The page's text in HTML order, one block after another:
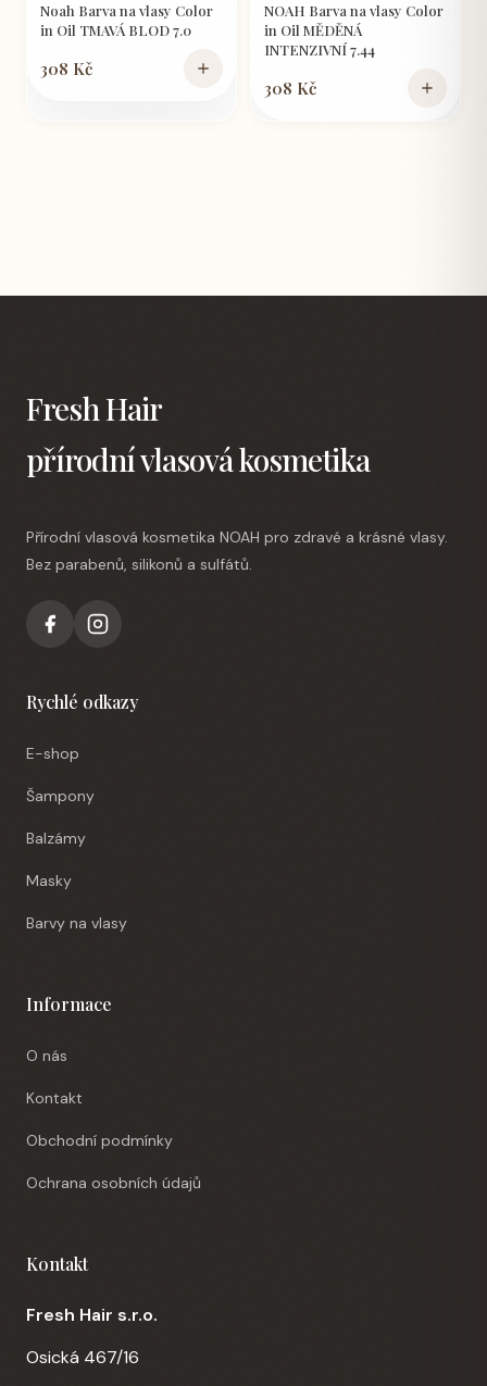
Noah Barva na vlasy Color
in Oil TMAVÁ BLOD 7.0
308 Kč
NOAH Barva na vlasy Color
in Oil MĚDĚNÁ
INTENZIVNÍ 7.44
308 Kč
Fresh Hair
přírodní vlasová kosmetika
Přírodní vlasová kosmetika NOAH pro zdravé a krásné vlasy.
Bez parabenů, silikonů a sulfátů.
Rychlé odkazy
E-shop
Šampony
Balzámy
Masky
Barvy na vlasy
Informace
O nás
Kontakt
Obchodní podmínky
Ochrana osobních údajů
Kontakt
Fresh Hair s.r.o.
Osická 467/16